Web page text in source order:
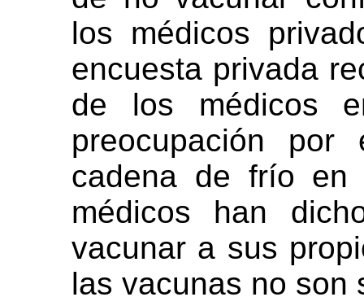
los médicos
encuesta privada
de los médicos
preocupación
cadena de frío
médicos han
vacunar a sus
las vacunas no son